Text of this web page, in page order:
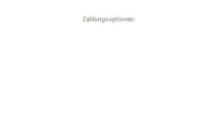
Zahlungsoptionen: